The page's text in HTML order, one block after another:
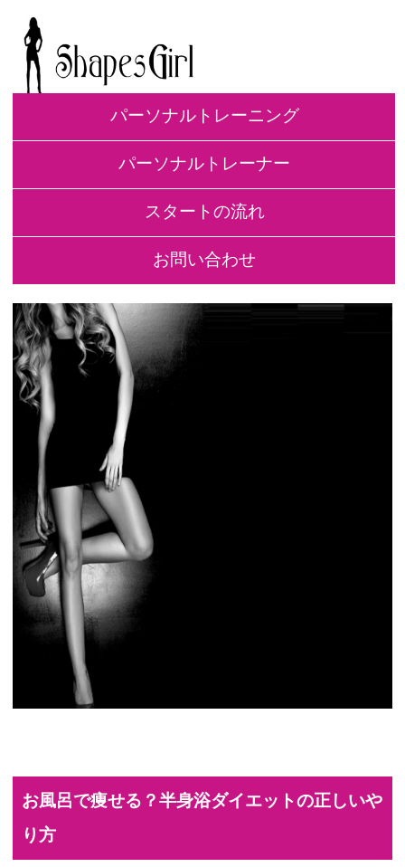
パーソナルトレーニング
パーソナルトレーナー
スタートの流れ
お問い合わせ
お風呂で痩せる？半身浴ダイエットの正しいや
り方